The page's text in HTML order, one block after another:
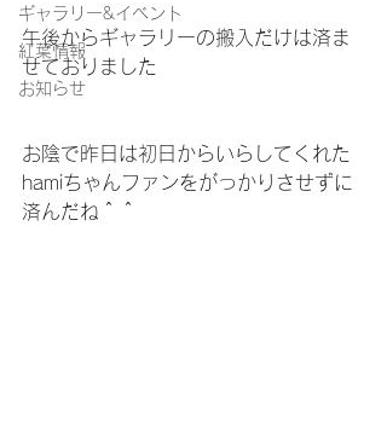
ギャラリー&イベント
紅葉情報
お知らせ
午後からギャラリーの搬入だけは済ま
せておりました
お陰で昨日は初日からいらしてくれた
hamiちゃんファンをがっかりさせずに
済んだね＾＾